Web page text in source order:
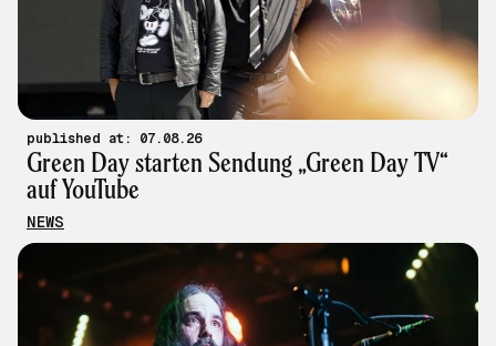
published at: 07.08.26
Green Day starten Sendung „Green Day TV“
auf YouTube
NEWS